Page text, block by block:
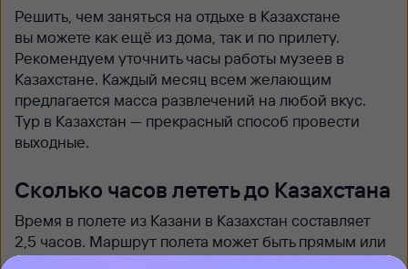
Решить, чем заняться на отдыхе в Казахстане
вы можете как ещё из дома, так и по прилету.
Рекомендуем уточнить часы работы музеев в
Казахстане. Каждый месяц всем желающим
предлагается масса развлечений на любой вкус.
Тур в Казахстан — прекрасный способ провести
выходные.
Сколько часов лететь до Казахстана
Время в полете из Казани в Казахстан составляет
2,5 часов. Маршрут полета может быть прямым или
пересадочным. Лучше всего заранее выяснить,